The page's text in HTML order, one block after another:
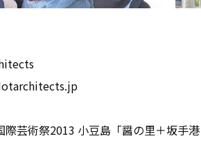
際芸術祭2013 小豆島「醤の里＋坂手